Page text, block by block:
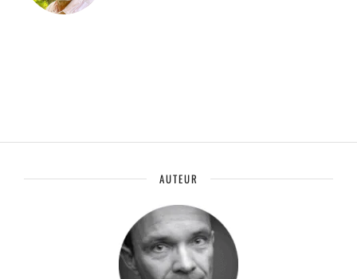
AUTEUR